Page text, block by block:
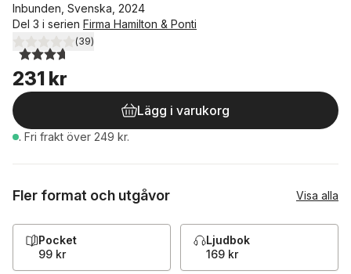
Inbunden, Svenska, 2024
Del 3 i serien Firma Hamilton & Ponti
3,7utav 5 stjärnor. Totalt antal röster:
(39)
231 kr
Lägg i varukorg
. Fri frakt över 249 kr.
Fler format och utgåvor Visa alla
Pocket
99 kr
Ljudbok
169 kr